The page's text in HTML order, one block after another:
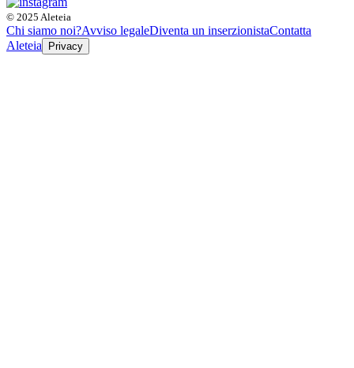
© 2025 Aleteia
Chi siamo noi?Avviso legaleDiventa un inserzionistaContatta
Aleteia
Privacy